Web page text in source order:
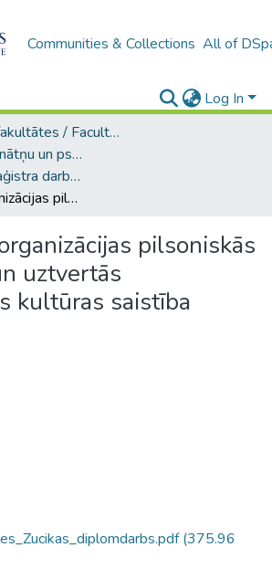
Communities & Collections All of
Log In
B4 – LU fakultātes / Faculties of the UL
A -- Izglītības zinātņu un psiholoģijas fakultāte / Faculty of Education Sciences and Psychology
Bakalaura un maģistra darbi (PPMF) / Bachelor's and Master's theses
Darbinieku organizācijas pilsoniskās uzvedības un uztvertās organizācijas kultūras saistība
pilsoniskās
uztvertās
kultūras saistība
(375.96